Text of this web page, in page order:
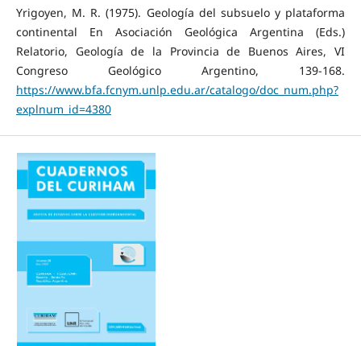
Yrigoyen, M. R. (1975). Geología del subsuelo y plataforma
continental En Asociación Geológica Argentina (Eds.)
Relatorio, Geología de la Provincia de Buenos Aires, VI
Congreso Geológico Argentino, 139-168.
https://www.bfa.fcnym.unlp.edu.ar/catalogo/doc_num.php?
explnum_id=4380